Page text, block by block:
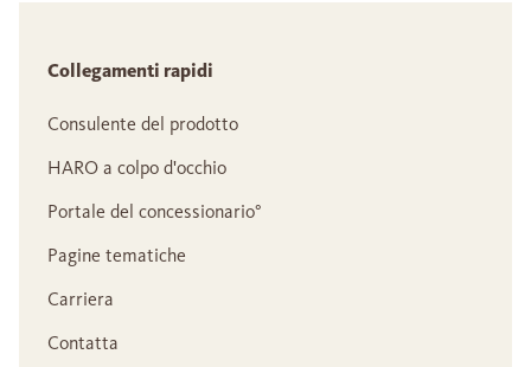
Collegamenti rapidi
Consulente del prodotto
HARO a colpo d'occhio
Portale del concessionario°
Pagine tematiche
Carriera
Contatta